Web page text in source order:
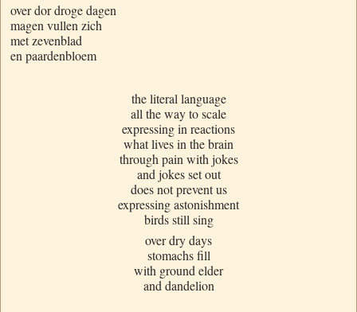
over dor droge dagen
magen vullen zich
met zevenblad
en paardenbloem
the literal language
all the way to scale
expressing in reactions
what lives in the brain
through pain with jokes
and jokes set out
does not prevent us
expressing astonishment
birds still sing
over dry days
stomachs fill
with ground elder
and dandelion